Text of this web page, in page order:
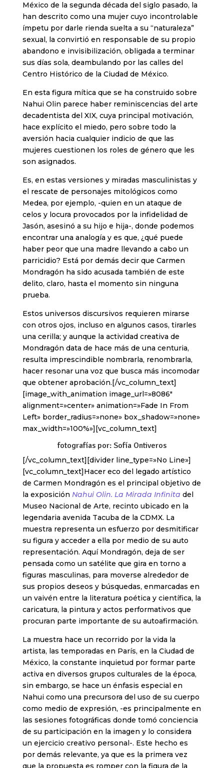
México de la segunda década del siglo pasado, la
han descrito como una mujer cuyo incontrolable
ímpetu por darle rienda suelta a su “naturaleza”
sexual, la convirtió en responsable de su propio
abandono e invisibilización, obligada a terminar
sus días sola, deambulando por las calles del
Centro Histórico de la Ciudad de México.
En esta figura mítica que se ha construido sobre
Nahui Olin parece haber reminiscencias del arte
decadentista del XIX, cuya principal motivación,
hace explícito el miedo, pero sobre todo la
aversión hacia cualquier indicio de que las
mujeres cuestionen los roles de género que les
son asignados.
Es, en estas versiones y miradas masculinistas y
el rescate de personajes mitológicos como
Medea, por ejemplo, -quien en un ataque de
celos y locura provocados por la infidelidad de
Jasón, asesinó a su hijo e hija-, donde podemos
encontrar una analogía y es que, ¿qué puede
haber peor que una madre llevando a cabo un
parricidio? Está por demás decir que Carmen
Mondragón ha sido acusada también de este
delito, claro, hasta el momento sin ninguna
prueba.
Estos universos discursivos requieren mirarse
con otros ojos, incluso en algunos casos, tirarles
una cerilla; y aunque la actividad creativa de
Mondragón data de hace más de una centuria,
resulta imprescindible nombrarla, renombrarla,
hacer resonar una voz que busca más incomodar
que obtener aprobación.[/vc_column_text]
[image_with_animation image_url=»8086″
alignment=»center» animation=»Fade In From
Left» border_radius=»none» box_shadow=»none»
max_width=»100%»][vc_column_text]
fotografías por: Sofía Ontiveros
[/vc_column_text][divider line_type=»No Line»]
[vc_column_text]Hacer eco del legado artístico
de Carmen Mondragón es el principal objetivo de
la exposición Nahui Olin. La Mirada Infinita del
Museo Nacional de Arte, recinto ubicado en la
legendaria avenida Tacuba de la CDMX. La
muestra representa un esfuerzo por desmitificar
su figura y acceder a ella por medio de su auto
representación. Aquí Mondragón, deja de ser
pensada como un satélite que gira en torno a
figuras masculinas, para moverse alrededor de
sus propios deseos y búsquedas, enmarcadas en
un vaivén entre la literatura poética y científica, la
caricatura, la pintura y actos performativos que
procuran parte importante de su autoafirmación.
La muestra hace un recorrido por la vida la
artista, las temporadas en París, en la Ciudad de
México, la constante inquietud por formar parte
activa en diversos grupos culturales de la época,
sin embargo, se hace un énfasis especial en
Nahui como una precursora del uso de su cuerpo
como medio de expresión, -es principalmente en
las sesiones fotográficas donde tomó conciencia
de su participación en la imagen y lo considera
un ejercicio creativo personal-. Este hecho es
por demás relevante, ya que es la primera vez
que la propuesta es romper con la figura de la